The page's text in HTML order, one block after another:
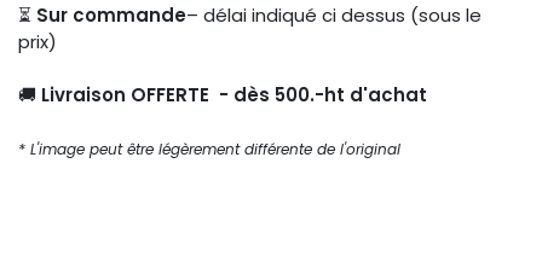
⏳ Sur commande– délai indiqué ci dessus (sous le
prix)
🚚 Livraison OFFERTE - dès 500.-ht d'achat
* L'image peut être légèrement différente de l'original